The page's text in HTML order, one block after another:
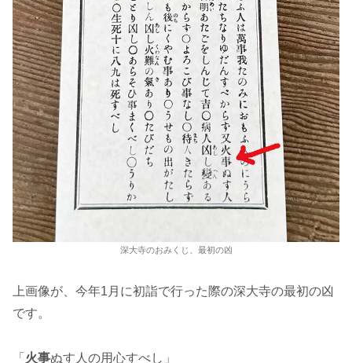
深大寺のおみくじ、最初の凶
上画像が、今年1月に初詣で行った際の深大寺の最初の凶
です。
「 火事ぬす人の用心すべし」